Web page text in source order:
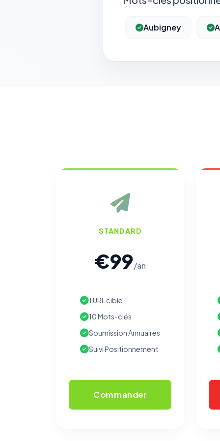
Aubigney
STANDARD
€99/an
1 URL cible
10 Mots-clés
Soumission Annuaires
Suivi Positionnement
Commander